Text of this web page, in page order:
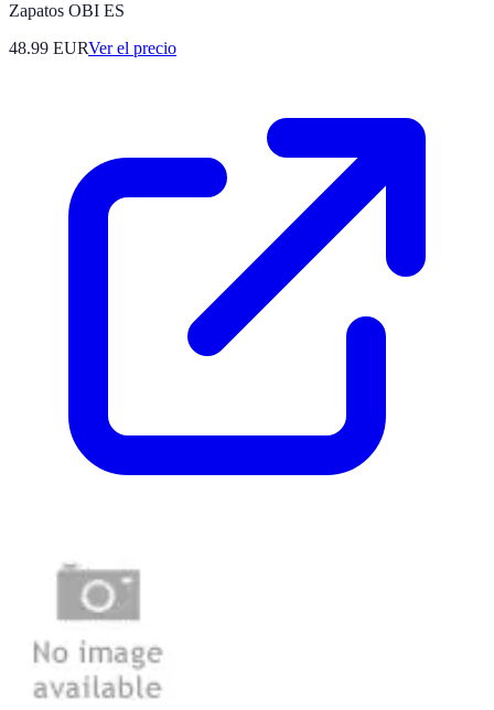
Zapatos OBI ES
48.99 EURVer el precio